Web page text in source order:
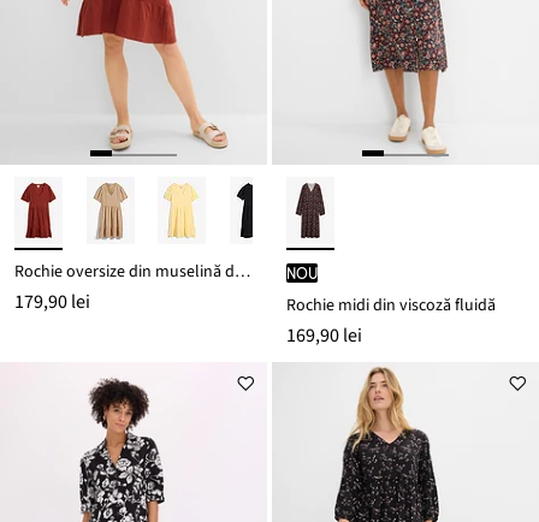
Rochie oversize din muselină din bumbac 100%
179,90 lei
nou
Rochie midi din viscoză fluidă
169,90 lei